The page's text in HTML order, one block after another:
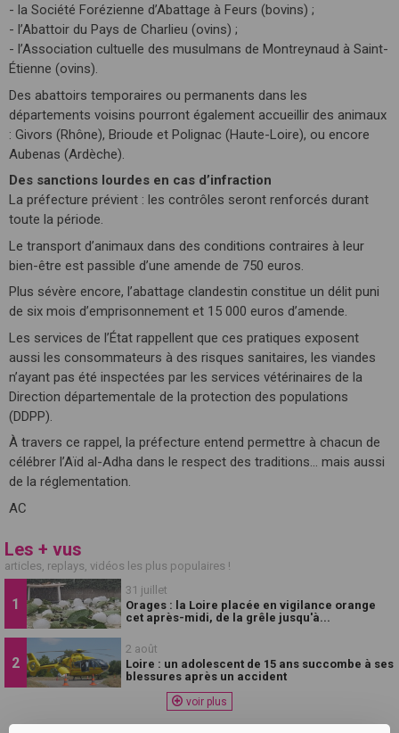
- la Société Forézienne d’Abattage à Feurs (bovins) ;
- l’Abattoir du Pays de Charlieu (ovins) ;
- l’Association cultuelle des musulmans de Montreynaud à Saint-
Étienne (ovins).
Des abattoirs temporaires ou permanents dans les
départements voisins pourront également accueillir des animaux
: Givors (Rhône), Brioude et Polignac (Haute-Loire), ou encore
Aubenas (Ardèche).
Des sanctions lourdes en cas d’infraction
La préfecture prévient : les contrôles seront renforcés durant
toute la période.
Le transport d’animaux dans des conditions contraires à leur
bien-être est passible d’une amende de 750 euros.
Plus sévère encore, l’abattage clandestin constitue un délit puni
de six mois d’emprisonnement et 15 000 euros d’amende.
Les services de l’État rappellent que ces pratiques exposent
aussi les consommateurs à des risques sanitaires, les viandes
n’ayant pas été inspectées par les services vétérinaires de la
Direction départementale de la protection des populations
(DDPP).
À travers ce rappel, la préfecture entend permettre à chacun de
célébrer l’Aïd al-Adha dans le respect des traditions… mais aussi
de la réglementation.
AC
Les + vus
articles, replays, vidéos les plus populaires !
31 juillet
Orages : la Loire placée en vigilance orange
cet après-midi, de la grêle jusqu'à...
2 août
Loire : un adolescent de 15 ans succombe à ses
blessures après un accident
voir plus